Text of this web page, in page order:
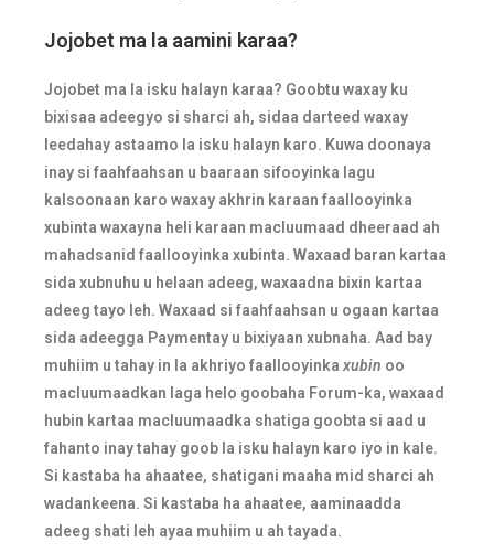
Jojobet ma la aamini karaa?
Jojobet ma la isku halayn karaa? Goobtu waxay ku
bixisaa adeegyo si sharci ah, sidaa darteed waxay
leedahay astaamo la isku halayn karo. Kuwa doonaya
inay si faahfaahsan u baaraan sifooyinka lagu
kalsoonaan karo waxay akhrin karaan faallooyinka
xubinta waxayna heli karaan macluumaad dheeraad ah
mahadsanid faallooyinka xubinta. Waxaad baran kartaa
sida xubnuhu u helaan adeeg, waxaadna bixin kartaa
adeeg tayo leh. Waxaad si faahfaahsan u ogaan kartaa
sida adeegga Paymentay u bixiyaan xubnaha. Aad bay
muhiim u tahay in la akhriyo faallooyinkaxubin oo
macluumaadkan laga helo goobaha Forum-ka, waxaad
hubin kartaa macluumaadka shatiga goobta si aad u
fahanto inay tahay goob la isku halayn karo iyo in kale.
Si kastaba ha ahaatee, shatigani maaha mid sharci ah
wadankeena. Si kastaba ha ahaatee, aaminaadda
adeeg shati leh ayaa muhiim u ah tayada.